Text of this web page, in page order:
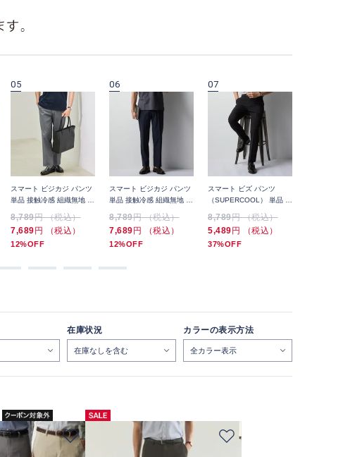
05
スマート ビジカジ パンツ
単品 接触冷感 組織無地 裾
8,789円 （税込）
7,689 円 （税込）
12%OFF
06
スマート ビジカジ パンツ
単品 接触冷感 組織無地 裾
8,789円 （税込）
7,689 円 （税込）
12%OFF
07
スマート ビズ パンツ
（SUPERCOOL） 単品 高
8,789円 （税込）
5,489 円 （税込）
37%OFF
在庫状況 カラーの表示方法